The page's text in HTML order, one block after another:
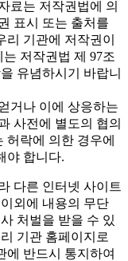
료는 저작권법에 의
표시 또는 출처를
기관에 저작권이
저작권법 제 97조
유념하시기 바랍니
거나 이에 상응하는
사전에 별도의 협의
허락에 의한 경우에
야 합니다.
다른 인터넷 사이트
외에 내용의 무단
처벌을 받을 수 있
기관 홈페이지로
에 반드시 통지하여